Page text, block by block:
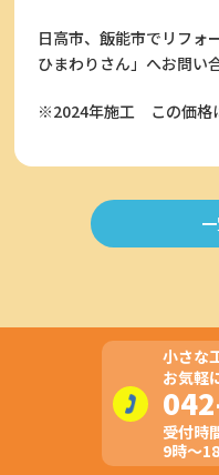
日高市、飯能市でリフォ
ひまわりさん」へお問い
※2024年施工 この価格
小さな
お気軽
受付時
9時～